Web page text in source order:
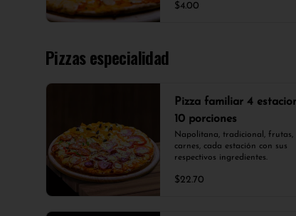
$4.00
Pizzas especialidad
Pizza familiar 4
10 porciones
Napolitana, tradicional, frutas,
carnes, cada estación con sus
respectivos ingredientes.
$22.70